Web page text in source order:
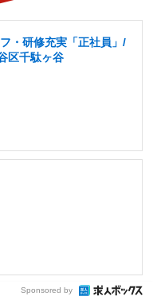
・研修充実「正社員」/
区千駄ヶ⾕
Sponsored by